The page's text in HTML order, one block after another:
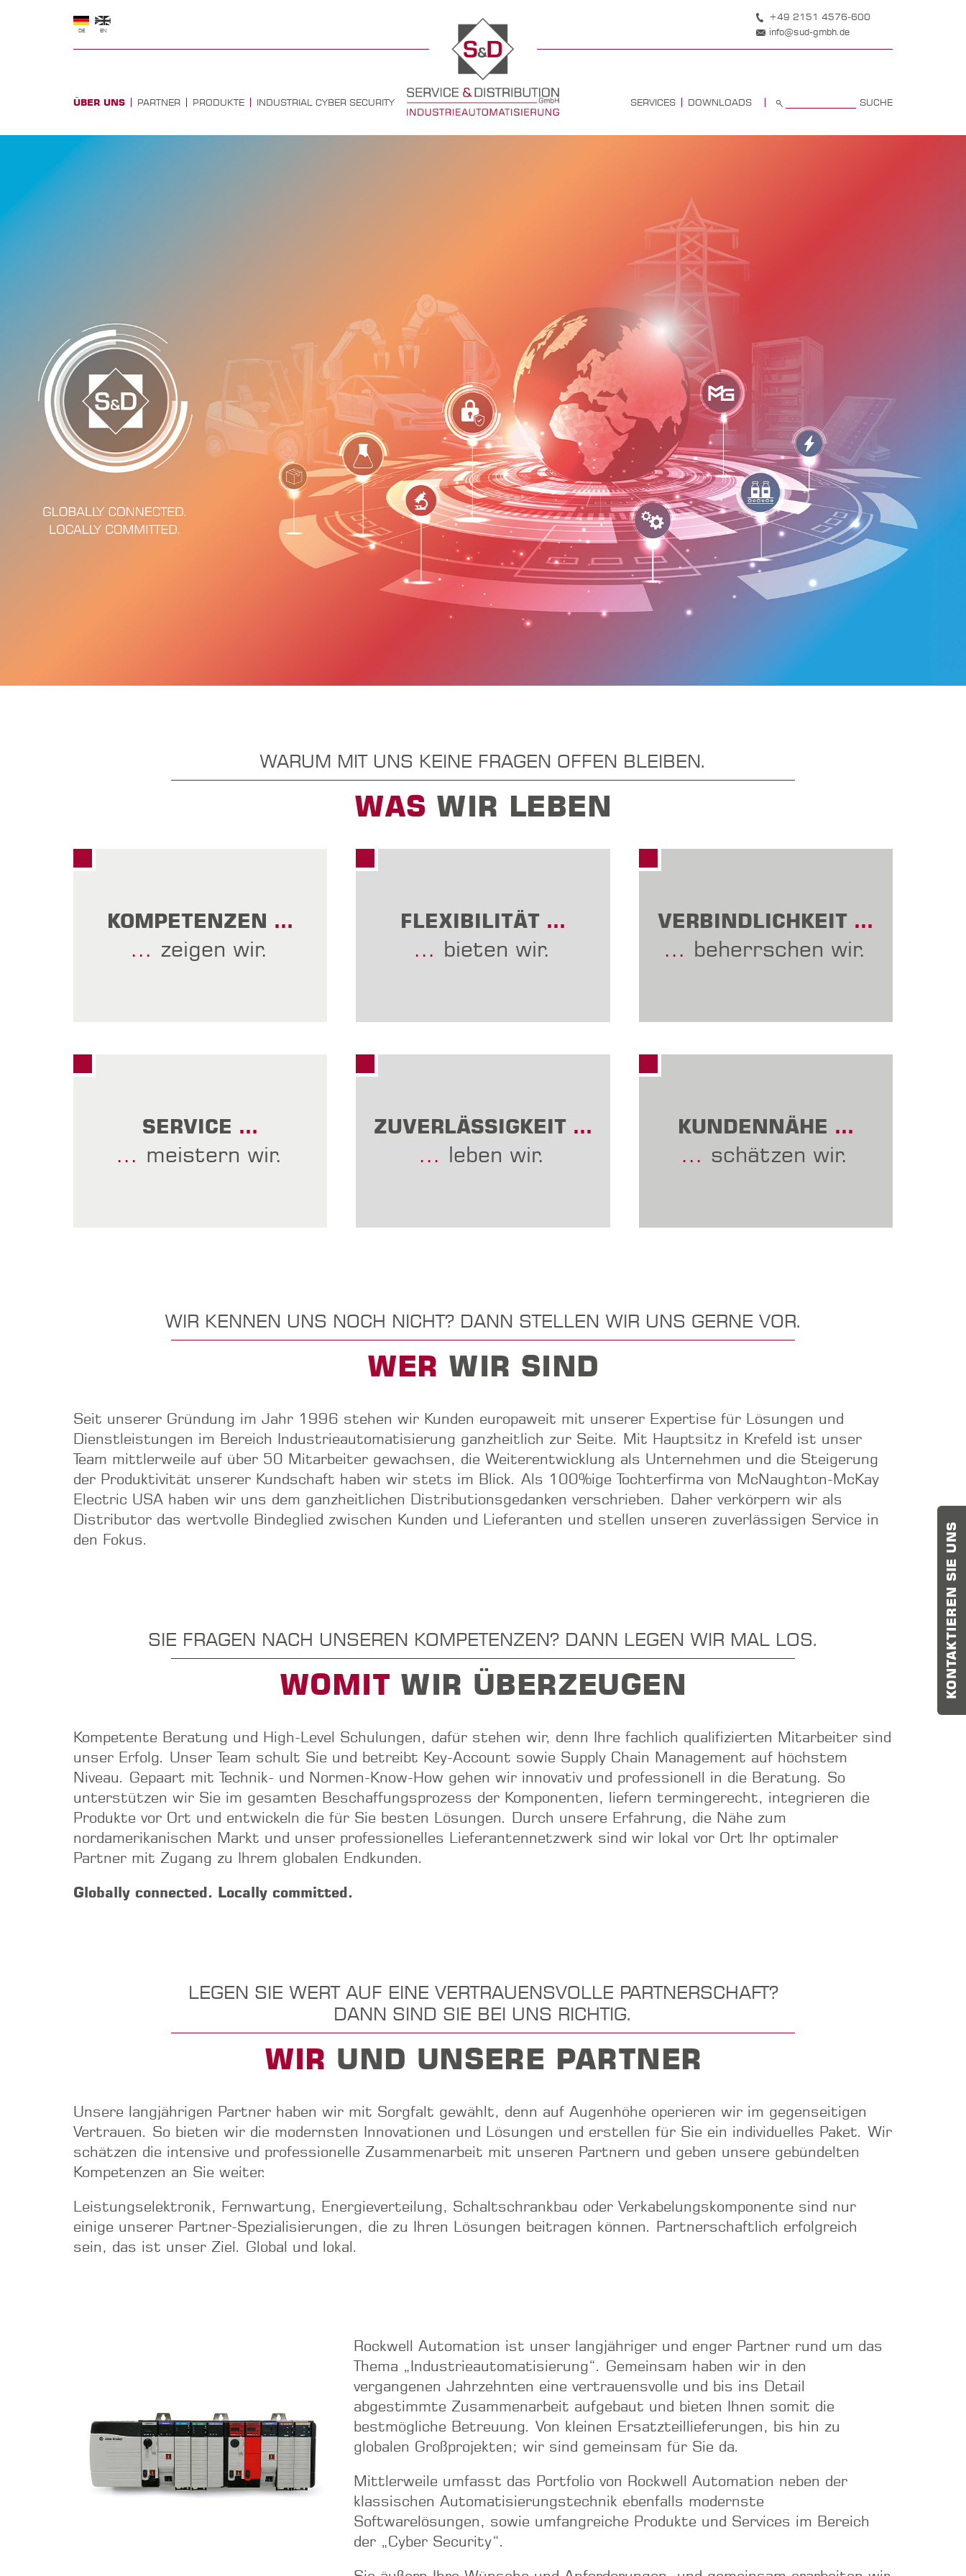
DE EN
+49 2151 4576-600
info@sud-gmbh.de
ÜBER UNS PARTNER PRODUKTE INDUSTRIAL CYBER SECURITY SERVICES DOWNLOADS SUCHE
WARUM MIT UNS KEINE FRAGEN OFFEN BLEIBEN.
WAS WIR LEBEN
KOMPETENZEN …
… zeigen wir.
FLEXIBILITÄT …
… bieten wir.
VERBINDLICHKEIT …
… beherrschen wir.
SERVICE …
… meistern wir.
ZUVERLÄSSIGKEIT …
… leben wir.
KUNDENNÄHE …
… schätzen wir.
WIR KENNEN UNS NOCH NICHT? DANN STELLEN WIR UNS GERNE VOR.
WER WIR SIND
Seit unserer Gründung im Jahr 1996 stehen wir Kunden europaweit mit unserer Expertise für Lösungen und
Dienstleistungen im Bereich Industrieautomatisierung ganzheitlich zur Seite. Mit Hauptsitz in Krefeld ist unser
Team mittlerweile auf über 50 Mitarbeiter gewachsen, die Weiterentwicklung als Unternehmen und die Steigerung
der Produktivität unserer Kundschaft haben wir stets im Blick. Als 100%ige Tochterfirma von McNaughton-McKay
Electric USA haben wir uns dem ganzheitlichen Distributionsgedanken verschrieben. Daher verkörpern wir als
Distributor das wertvolle Bindeglied zwischen Kunden und Lieferanten und stellen unseren zuverlässigen Service in
den Fokus.
SIE FRAGEN NACH UNSEREN KOMPETENZEN? DANN LEGEN WIR MAL LOS.
WOMIT WIR ÜBERZEUGEN
Kompetente Beratung und High-Level Schulungen, dafür stehen wir, denn Ihre fachlich qualifizierten Mitarbeiter sind
unser Erfolg. Unser Team schult Sie und betreibt Key-Account sowie Supply Chain Management auf höchstem
Niveau. Gepaart mit Technik- und Normen-Know-How gehen wir innovativ und professionell in die Beratung. So
unterstützen wir Sie im gesamten Beschaffungsprozess der Komponenten, liefern termingerecht, integrieren die
Produkte vor Ort und entwickeln die für Sie besten Lösungen. Durch unsere Erfahrung, die Nähe zum
nordamerikanischen Markt und unser professionelles Lieferantennetzwerk sind wir lokal vor Ort Ihr optimaler
Partner mit Zugang zu Ihrem globalen Endkunden.
Globally connected. Locally committed.
LEGEN SIE WERT AUF EINE VERTRAUENSVOLLE PARTNERSCHAFT?
DANN SIND SIE BEI UNS RICHTIG.
WIR UND UNSERE PARTNER
Unsere langjährigen Partner haben wir mit Sorgfalt gewählt, denn auf Augenhöhe operieren wir im gegenseitigen
Vertrauen. So bieten wir die modernsten Innovationen und Lösungen und erstellen für Sie ein individuelles Paket. Wir
schätzen die intensive und professionelle Zusammenarbeit mit unseren Partnern und geben unsere gebündelten
Kompetenzen an Sie weiter.
Leistungselektronik, Fernwartung, Energieverteilung, Schaltschrankbau oder Verkabelungskomponente sind nur
einige unserer Partner-Spezialisierungen, die zu Ihren Lösungen beitragen können. Partnerschaftlich erfolgreich
sein, das ist unser Ziel. Global und lokal.
Rockwell Automation ist unser langjähriger und enger Partner rund um das
Thema „Industrieautomatisierung“. Gemeinsam haben wir in den
vergangenen Jahrzehnten eine vertrauensvolle und bis ins Detail
abgestimmte Zusammenarbeit aufgebaut und bieten Ihnen somit die
bestmögliche Betreuung. Von kleinen Ersatzteillieferungen, bis hin zu
globalen Großprojekten; wir sind gemeinsam für Sie da.
Mittlerweile umfasst das Portfolio von Rockwell Automation neben der
klassischen Automatisierungstechnik ebenfalls modernste
Softwarelösungen, sowie umfangreiche Produkte und Services im Bereich
der „Cyber Security“.
KONTAKTIEREN SIE UNS